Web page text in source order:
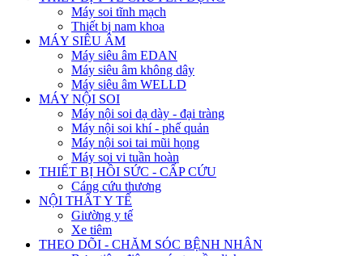
Máy soi tĩnh mạch
Thiết bị nam khoa
MÁY SIÊU ÂM
Máy siêu âm EDAN
Máy siêu âm không dây
Máy siêu âm WELLD
MÁY NỘI SOI
Máy nội soi dạ dày - đại tràng
Máy nội soi khí - phế quản
Máy nội soi tai mũi họng
Máy soi vi tuần hoàn
THIẾT BỊ HỒI SỨC - CẤP CỨU
Cáng cứu thương
NỘI THẤT Y TẾ
Giường y tế
Xe tiêm
THEO DÕI - CHĂM SÓC BỆNH NHÂN